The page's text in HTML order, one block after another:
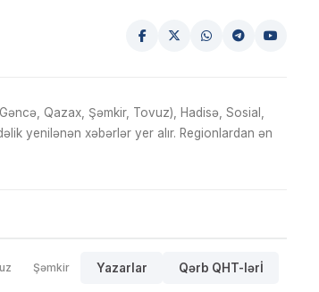
Qazax, Şəmkir, Tovuz), Hadisə, Sosial,
yenilənən xəbərlər yer alır. Regionlardan ən
Şəmkir Yazarlar Qərb QHT-lərİ